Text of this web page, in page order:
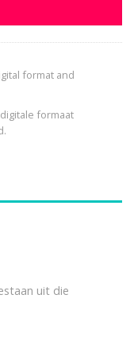
format and
formaat
uit die